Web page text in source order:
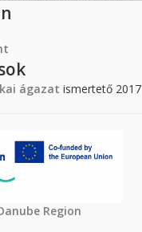
ágazat ismertető 2017
Region